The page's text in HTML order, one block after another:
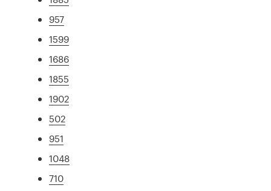
957
1599
1686
1855
1902
502
951
1048
710